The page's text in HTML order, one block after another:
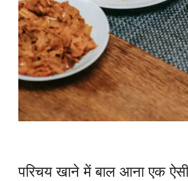
परिचय खाने में बाल आना एक